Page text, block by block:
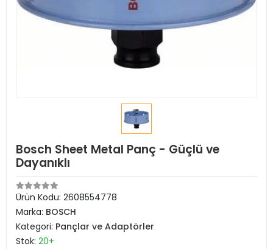
Bosch Sheet Metal Panç - Güçlü ve
Dayanıklı
Ürün Kodu: 2608554778
Marka: BOSCH
Kategori: Pançlar ve Adaptörler
Stok: 20+